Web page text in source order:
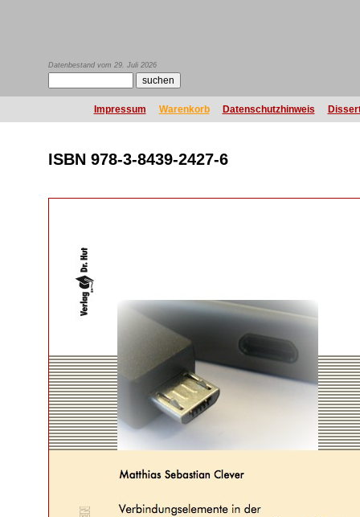
Datenbestand vom 29. Juli 2026
Impressum Warenkorb Datenschutzhinweis
ISBN 978-3-8439-2427-6